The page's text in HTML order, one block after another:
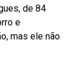
de 84
e
mas ele não